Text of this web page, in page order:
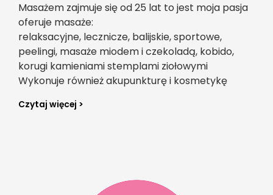
Masażem zajmuje się od 25 lat to jest moja pasja
oferuje masaże:
relaksacyjne, lecznicze, balijskie, sportowe,
peelingi, masaże miodem i czekoladą, kobido,
korugi kamieniami stemplami ziołowymi
Wykonuje również akupunkturę i kosmetykę
Czytaj więcej >